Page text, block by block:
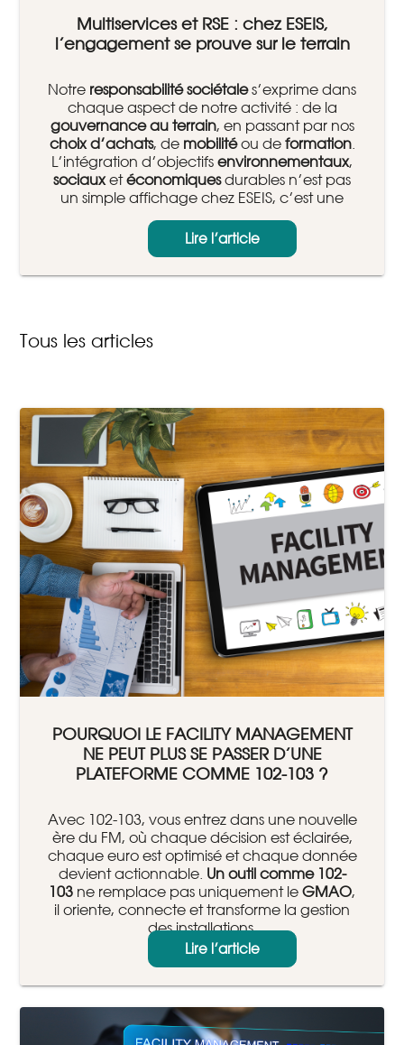
Multiservices et RSE : chez ESEIS,
l’engagement se prouve sur le terrain
Notre responsabilité sociétales’exprime dans
chaque aspect de notre activité : de la
gouvernance au terrain, en passant par nos
choix d’achats, de mobilitéou de formation.
L’intégration d’objectifs environnementaux,
sociauxetéconomiquesdurables n’est pas
un simple affichage chez ESEIS, c’est une
réalité structurante de notre stratégie.
Lire l’article
Tous les articles
POURQUOI LE FACILITY MANAGEMENT
NE PEUT PLUS SE PASSER D’UNE
PLATEFORME COMME 102-103 ?
Avec 102-103, vous entrez dans une nouvelle
ère du FM, où chaque décision est éclairée,
chaque euro est optimisé et chaque donnée
devient actionnable. Un outil comme 102-
103 ne remplace pas uniquement le GMAO,
il oriente, connecte et transforme la gestion
des installations.
Lire l’article